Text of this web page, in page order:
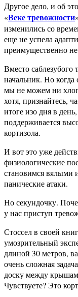
Другое дело, и об
«Веке тревожности
изменились со
еще не успела
преимущественно
Вместо саблезубого
начальник. Но когда
мы не можем ни
хотя, признайтесь,
итоге изо дня в
поддерживается
кортизола.
И вот это уже
физиологические
становимся вялыми
панические атаки.
Но секундочку.
у нас приступ
Стоссел в своей
умозрительный
длиной 30 метров,
очень сложная
доску между
Чувствуете? Это